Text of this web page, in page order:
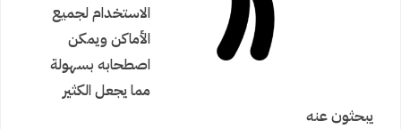
الاستخدام لجميع
الأماكن ويمكن
اصطحابه بسهولة
مما يجعل الكثير
يبحثون عنه